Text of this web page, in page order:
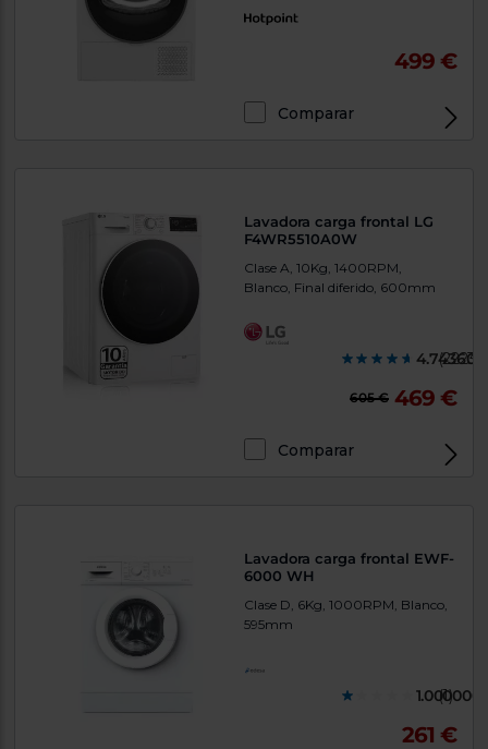
499 €
Comparar
Lavadora carga frontal LG
F4WR5510A0W
Clase A, 10Kg, 1400RPM,
Blanco, Final diferido, 600mm
(2223)
605 € 469 €
Comparar
Lavadora carga frontal EWF-
6000 WH
Clase D, 6Kg, 1000RPM, Blanco,
595mm
(1)
261 €